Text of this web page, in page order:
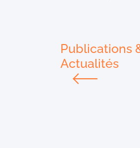
Publications
Actualités